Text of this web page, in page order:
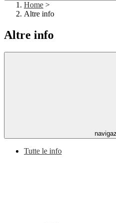
Home >
Altre info
Altre info
Tutte le info